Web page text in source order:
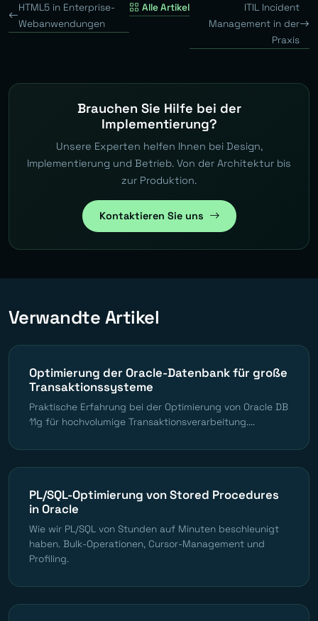
HTML5 in Enterprise-
Webanwendungen
Alle Artikel
ITIL Incident
Management in der
Praxis
Brauchen Sie Hilfe bei der
Implementierung?
Unsere Experten helfen Ihnen bei Design,
Implementierung und Betrieb. Von der Architektur bis
zur Produktion.
Kontaktieren Sie uns
Verwandte Artikel
Optimierung der Oracle-Datenbank für große
Transaktionssysteme
Praktische Erfahrung bei der Optimierung von Oracle DB
11g für hochvolumige Transaktionsverarbeitung....
PL/SQL-Optimierung von Stored Procedures
in Oracle
Wie wir PL/SQL von Stunden auf Minuten beschleunigt
haben. Bulk-Operationen, Cursor-Management und
Profiling.